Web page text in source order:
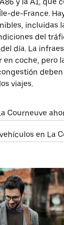
de-France.
incluidas
del
día. La
en coche, pero
viajes.
Courneuve
en La